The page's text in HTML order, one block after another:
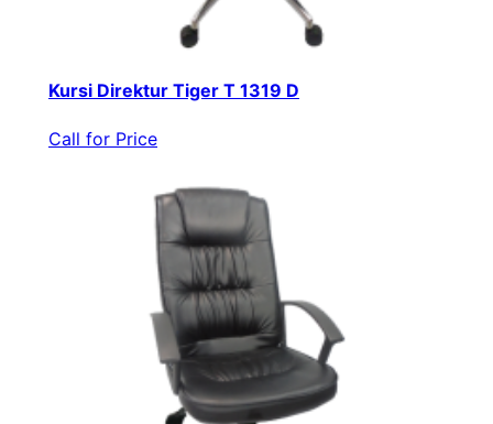
Kursi Direktur Tiger T 1319 D
Call for Price